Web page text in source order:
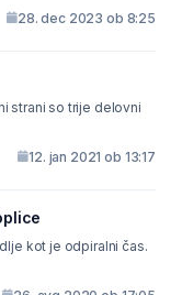
28. dec 2023 ob 8:25
strani so trije delovni
12. jan 2021 ob 13:17
kot je odpiralni čas.